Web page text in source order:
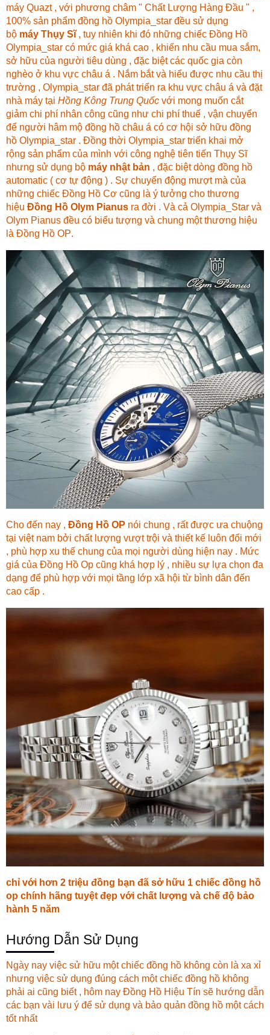
máy Quazt , với phương châm " Chất Lượng Hàng Đầu " ,
100% sản phẩm đồng hồ Olympia_star đều sử dụng
bộ máy Thụy Sĩ, tuy nhiên khi đó những chiếc Đồng Hồ
Olympia_star có mức giá khá cao , khiến nhu cầu mua sắm,
sở hữu của người tiêu dùng , đặc biệt các quốc gia còn
nghèo ở khu vực châu á . Nắm bắt và hiểu được nhu cầu thị
trường , Olympia_star đã phát triển ra khu vực châu á và đặt
nhà máy tại Hồng Kông Trung Quốc với mong muốn cắt
giảm chi phí nhân công cũng như chi phí thuế , vận chuyển
để người hâm mộ đồng hồ châu á có cơ hội sở hữu đồng
hồ Olympia_star . Đồng thời Olympia_star triển khai mở
rộng sản phẩm của mình với công nghệ tiên tiến Thụy Sĩ
nhưng sử dụng bộ máy nhật bản , đặc biệt dòng đồng hồ
automatic ( cơ tự động ) . Sự chuyển động mượt mà của
những chiếc Đồng Hồ Cơ cũng là ý tưởng cho thương
hiệu Đồng Hồ Olym Pianus ra đời . Và cả Olympia_Star và
Olym Pianus đều có biểu tượng và chung một thương hiệu
là Đồng Hồ OP.
Cho đến nay , Đồng Hồ OP nói chung , rất được ưa chuộng
tại việt nam bởi chất lượng vượt trội và thiết kế luôn đổi mới
, phù hợp xu thế chung của mọi người dùng hiện nay . Mức
giá của Đồng Hồ Op cũng khá hợp lý , nhiều sự lựa chọn đa
dạng để phù hợp với mọi tầng lớp xã hội từ bình dân đến
cao cấp .
chỉ với hơn 2 triệu đồng bạn đã sở hữu 1 chiếc đồng hồ
op chính hãng tuyệt đẹp với chất lượng và chế độ bảo
hành 5 năm
Hướng Dẫn Sử Dụng
Ngày nay việc sử hữu một chiếc đồng hồ không còn là xa xỉ
nhưng việc sử dụng đúng cách một chiếc đồng hồ không
phải ai cũng biết , hôm nay Đồng Hồ Hiệu Tín sẽ hướng dẫn
các bạn vài lưu ý để sử dụng và bảo quản đồng hồ một cách
tốt nhất